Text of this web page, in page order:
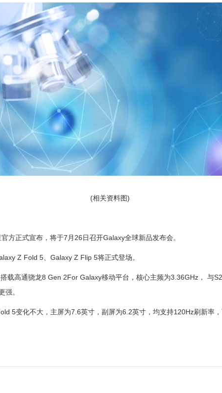
(相关资料图)
方正式宣布，将于7月26日召开Galaxy全球新品发布会。
Z Fold 5、Galaxy Z Flip 5将正式登场。
载高通骁龙8 Gen 2For Galaxy移动平台，核心主频为3.36GHz， 与
强。
5变化不大，主屏为7.6英寸，副屏为6.2英寸，均支持120Hz刷新率